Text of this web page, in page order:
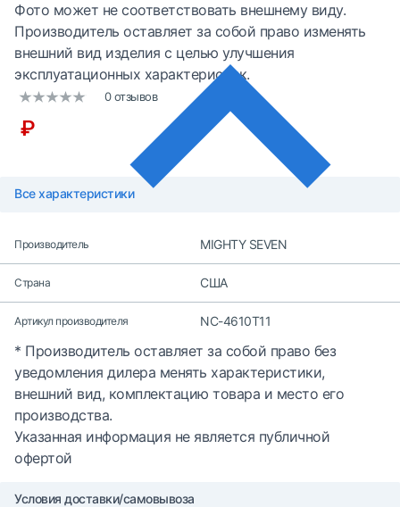
Фото может не соответствовать внешнему виду.
Производитель оставляет за собой право изменять
внешний вид изделия с целью улучшения
эксплуатационных характеристик.
0 отзывов
₽
Все характеристики
Производитель MIGHTY SEVEN
Страна США
Артикул производителя NC-4610T11
* Производитель оставляет за собой право без
уведомления дилера менять характеристики,
внешний вид, комплектацию товара и место его
производства.
Указанная информация не является публичной
офертой
Условия доставки/самовывоза